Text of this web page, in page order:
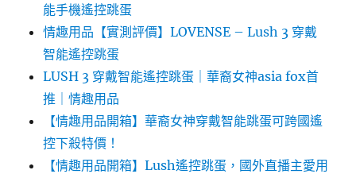
能手機遙控跳蛋
情趣用品【實測評價】LOVENSE – Lush 3 穿戴
智能遙控跳蛋
LUSH 3 穿戴智能遙控跳蛋｜華裔女神asia fox首
推｜情趣用品
【情趣用品開箱】華裔女神穿戴智能跳蛋可跨國遙
控下殺特價！
【情趣用品開箱】Lush遙控跳蛋，國外直播主愛用